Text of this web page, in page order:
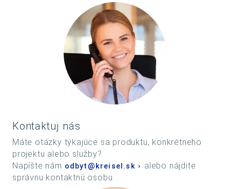
Kontaktuj nás
Máte otázky týkajúce sa produktu, konkrétneho
projektu alebo služby?
Napíšte nám odbyt@kreisel.sk
alebo nájdite
správnu kontaktnú osobu.